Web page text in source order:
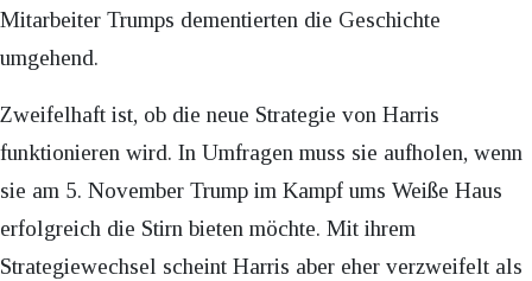
Mitarbeiter Trumps dementierten die Geschichte
umgehend.
Zweifelhaft ist, ob die neue Strategie von Harris
funktionieren wird. In Umfragen muss sie aufholen, wenn
sie am 5. November Trump im Kampf ums Weiße Haus
erfolgreich die Stirn bieten möchte. Mit ihrem
Strategiewechsel scheint Harris aber eher verzweifelt als